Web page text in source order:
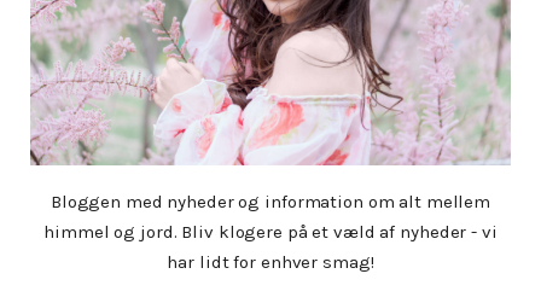
Bloggen med nyheder og information om alt mellem
himmel og jord. Bliv klogere på et væld af nyheder - vi
har lidt for enhver smag!